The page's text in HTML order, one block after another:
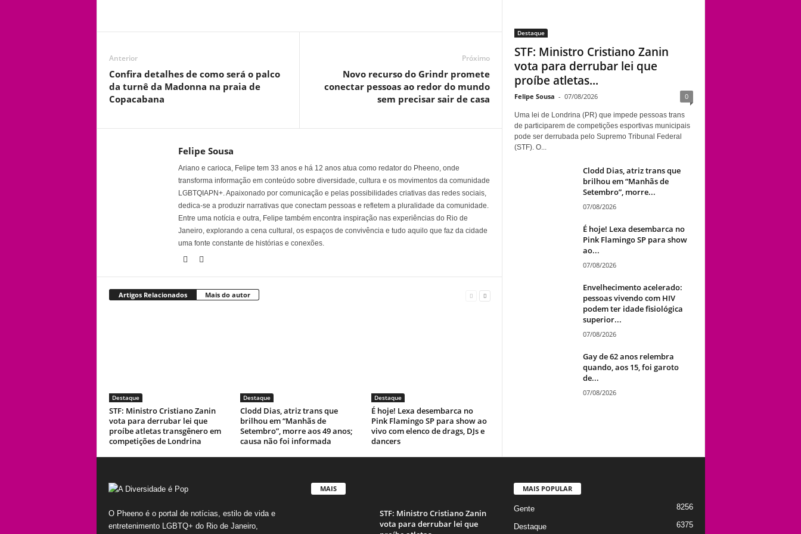
Anterior
Confira detalhes de como será o palco
da turnê da Madonna na praia de
Copacabana
Próximo
Novo recurso do Grindr promete
conectar pessoas ao redor do mundo
sem precisar sair de casa
Felipe Sousa
Ariano e carioca, Felipe tem 33 anos e há 12 anos atua como redator do Pheeno, onde
transforma informação em conteúdo sobre diversidade, cultura e os movimentos da comunidade
LGBTQIAPN+. Apaixonado por comunicação e pelas possibilidades criativas das redes sociais,
dedica-se a produzir narrativas que conectam pessoas e refletem a pluralidade da comunidade.
Entre uma notícia e outra, Felipe também encontra inspiração nas experiências do Rio de
Janeiro, explorando a cena cultural, os espaços de convivência e tudo aquilo que faz da cidade
uma fonte constante de histórias e conexões.
Artigos Relacionados Mais do autor
Destaque
STF: Ministro Cristiano Zanin
vota para derrubar lei que
proíbe atletas transgênero em
competições de Londrina
Destaque
Clodd Dias, atriz trans que
brilhou em “Manhãs de
Setembro”, morre aos 49 anos;
causa não foi informada
Destaque
É hoje! Lexa desembarca no
Pink Flamingo SP para show ao
vivo com elenco de drags, DJs e
dancers
Destaque
STF: Ministro Cristiano Zanin
vota para derrubar lei que
proíbe atletas...
Felipe Sousa - 07/08/2026 0
Uma lei de Londrina (PR) que impede pessoas trans
de participarem de competições esportivas municipais
pode ser derrubada pelo Supremo Tribunal Federal
(STF). O...
Clodd Dias, atriz trans que
brilhou em “Manhãs de
Setembro”, morre...
07/08/2026
É hoje! Lexa desembarca no
Pink Flamingo SP para show
ao...
07/08/2026
Envelhecimento acelerado:
pessoas vivendo com HIV
podem ter idade fisiológica
superior...
07/08/2026
Gay de 62 anos relembra
quando, aos 15, foi garoto
de...
07/08/2026
O Pheeno é o portal de notícias, estilo de vida e
entretenimento LGBTQ+ do Rio de Janeiro,
MAIS
STF: Ministro Cristiano Zanin
vota para derrubar lei que
MAIS POPULAR
Gente 8256
Destaque 6375